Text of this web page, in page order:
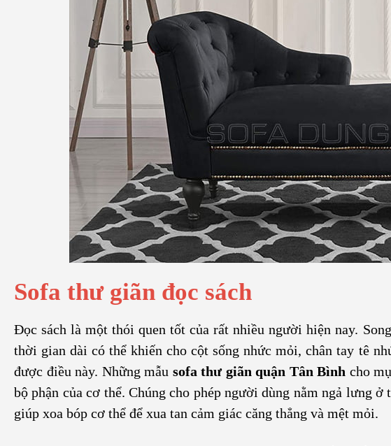
Sofa thư giãn đọc sách
Đọc sách là một thói quen tốt của rất nhiều người hiện nay.
thời gian dài có thể khiến cho cột sống nhức mỏi, chân tay tê
được điều này. Những mẫu sofa thư giãn quận Tân Bình cho
bộ phận của cơ thể. Chúng cho phép người dùng nằm ngả lưng
giúp xoa bóp cơ thể để xua tan cảm giác căng thẳng và mệt mỏi.